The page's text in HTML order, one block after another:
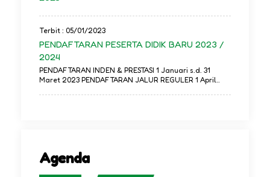
Terbit : 05/01/2023
PENDAFTARAN PESERTA DIDIK BARU 2023 /
2024
PENDAFTARAN INDEN & PRESTASI 1 Januari s.d. 31
Maret 2023 PENDAFTARAN JALUR REGULER 1 April..
Agenda